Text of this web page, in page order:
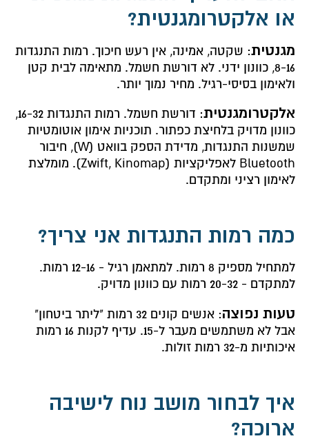
או אלקטרומגנטית?
מגנטית: שקטה, אמינה, אין רעש חיכוך. רמות התנגדות
8-16, כוונון ידני. לא דורשת חשמל. מתאימה לבית קטן
ולאימון בסיסי-רגיל. מחיר נמוך יותר.
אלקטרומגנטית
: דורשת חשמל. רמות התנגדות 16-32,
כוונון מדויק בלחיצת כפתור. תוכניות אימון אוטומטיות
שמשנות התנגדות, מדידת הספק בוואט (W), חיבור
Bluetooth לאפליקציות (Zwift, Kinomap). מומלצת
לאימון רציני ומתקדם.
כמה רמות התנגדות אני צריך?
למתחיל מספיק 8 רמות. למתאמן רגיל - 12-16 רמות.
למתקדם - 20-32 רמות עם כוונון מדויק.
טעות נפוצה
: אנשים קונים 32 רמות "ליתר ביטחון"
אבל לא משתמשים מעבר ל-15. עדיף לקנות 16 רמות
איכותיות מ-32 רמות זולות.
איך לבחור מושב נוח לישיבה
ארוכה?